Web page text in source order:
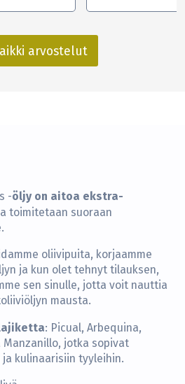
arvostelut
-öljy on aitoa ekstra-
toimitetaan suoraan
oliivipuita, korjaamme
ja kun olet tehnyt tilauksen,
sen sinulle, jotta voit nauttia
mausta.
: Picual, Arbequina,
jotka sopivat
kulinaarisiin tyyleihin.